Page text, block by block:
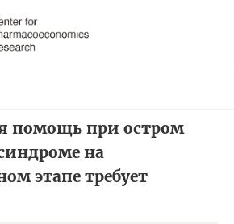
помощь при остром
на
этапе требует